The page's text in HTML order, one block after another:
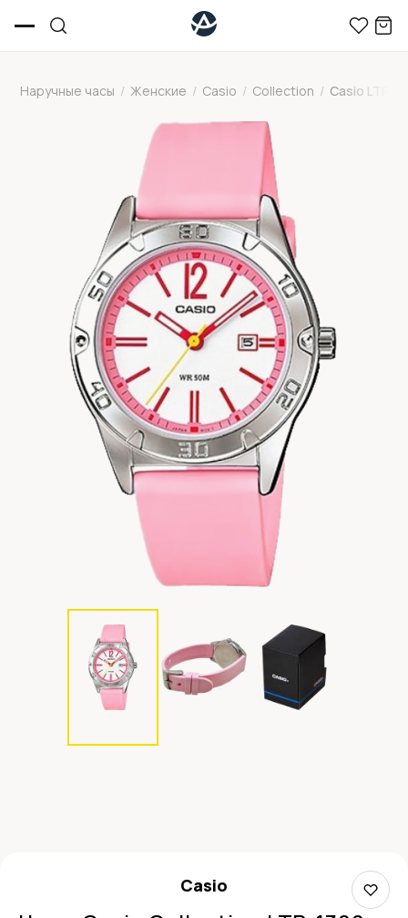
Наручные часы / Женские / Casio / Collection / Casio LTP-
Casio